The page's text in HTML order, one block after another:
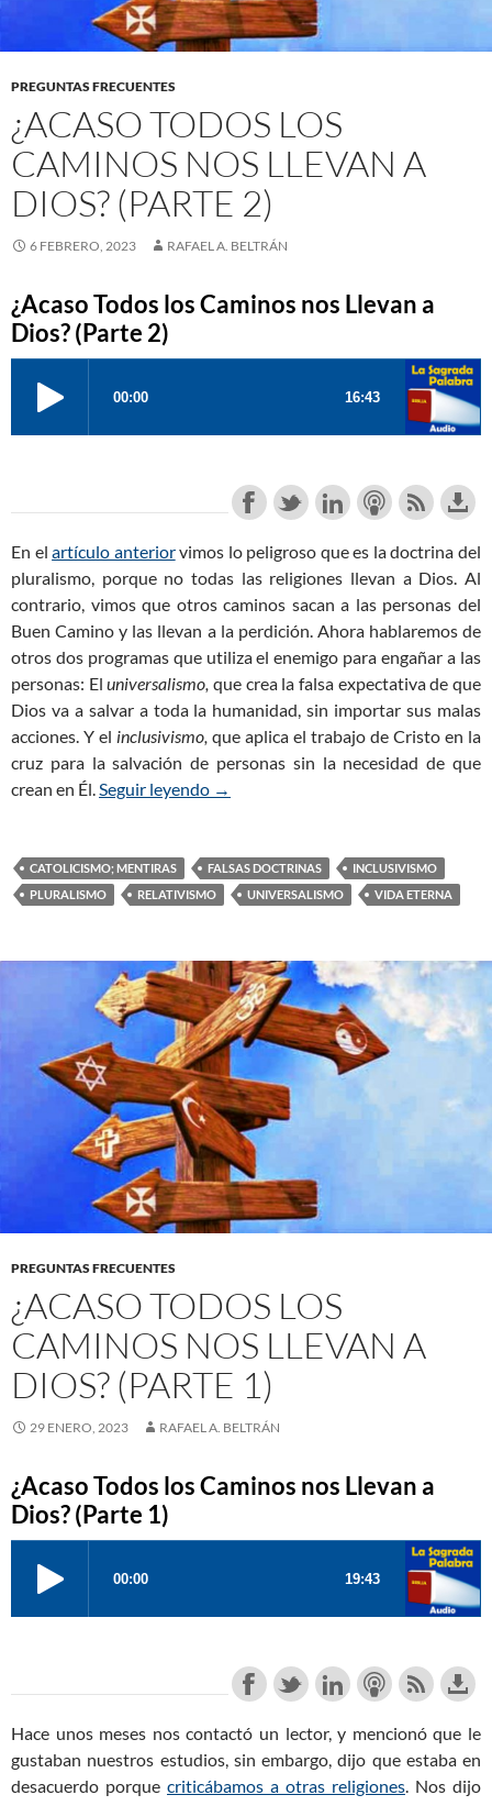
PREGUNTAS FRECUENTES
¿ACASO TODOS LOS
CAMINOS NOS LLEVAN A
DIOS? (PARTE 2)
6 FEBRERO, 2023 RAFAEL A. BELTRÁN
¿Acaso Todos los Caminos nos Llevan a
Dios? (Parte 2)
En elartículo anteriorvimos lo peligroso que es la doctrina del
pluralismo, porque no todas las religiones llevan a Dios. Al
contrario, vimos que otros caminos sacan a las personas del
Buen Camino y las llevan a la perdición. Ahora hablaremos de
otros dos programas que utiliza el enemigo para engañar a las
personas: Eluniversalismo, que crea la falsa expectativa de que
Dios va a salvar a toda la humanidad, sin importar sus malas
acciones. Y el inclusivismo, que aplica el trabajo de Cristo en la
cruz para la salvación de personas sin la necesidad de que
crean en Él.Seguir leyendo ¿Acaso Todos los Caminos nos
→
CATOLICISMO; MENTIRAS FALSAS DOCTRINAS
INCLUSIVISMO
PLURALISMO
RELATIVISMO UNIVERSALISMO VIDA ETERNA
PREGUNTAS FRECUENTES
¿ACASO TODOS LOS
CAMINOS NOS LLEVAN A
DIOS? (PARTE 1)
29 ENERO, 2023 RAFAEL A. BELTRÁN
¿Acaso Todos los Caminos nos Llevan a
Dios? (Parte 1)
Hace unos meses nos contactó un lector, y mencionó que le
gustaban nuestros estudios, sin embargo, dijo que estaba en
desacuerdo porque criticábamos a otras religiones. Nos dijo